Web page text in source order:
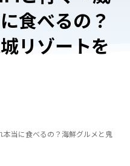
食べるの？
リゾートを
当に食べるの？海鮮グルメと鬼